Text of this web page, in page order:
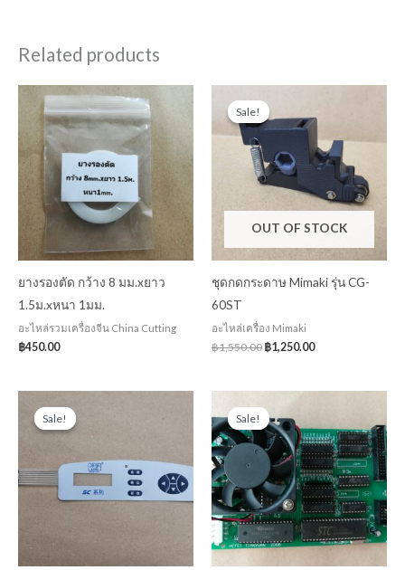
Related products
ยางรองตัด กว้าง 8 มม.xยาว
1.5ม.xหนา 1มม.
อะไหล่รวมเครื่องจีน China Cutting
฿450.00
Sale!
OUT OF STOCK
Sale!
ชุดกดกระดาษ Mimaki รุ่น CG-
60ST
อะไหล่เครื่อง Mimaki
฿1,550.00
price
was:
฿1,550.00.
฿1,250.00
is:
Sale!
Sale!
price
was:
Sale!
Sale!
price
was:
฿4,500.00.
is:
฿3,750.00.